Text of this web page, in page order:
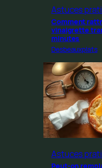
Astuces
Comment
vinaigrette
minutes
Desbeauxplats
Astuces
Peut-on